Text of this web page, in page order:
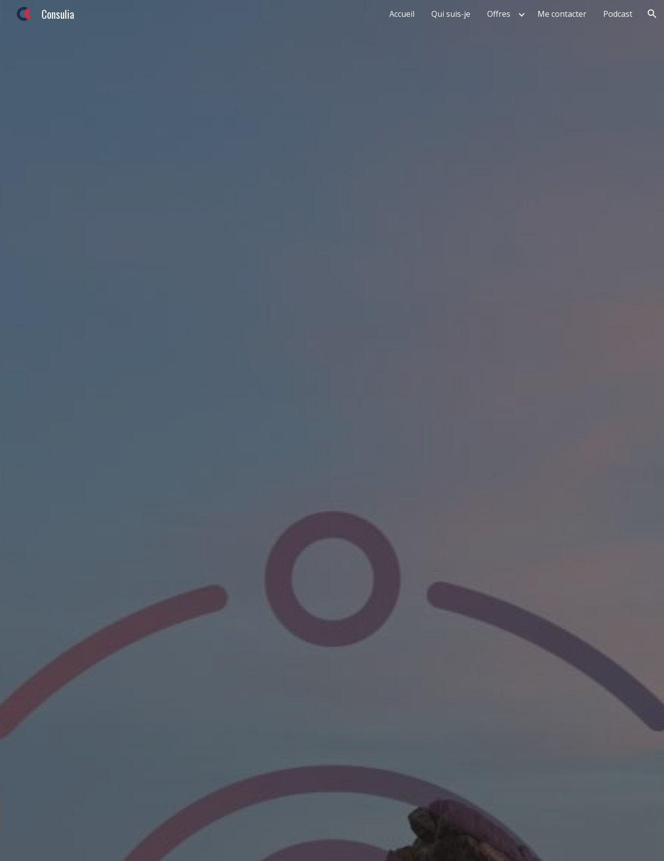
Skip to navigation
Consulia Accueil Qui suis-je Offres Me contacter Podcast